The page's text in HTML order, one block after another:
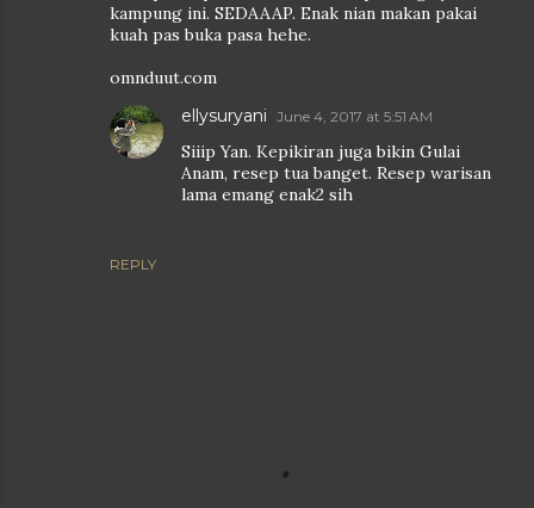
kampung ini. SEDAAAP. Enak nian makan pakai
kuah pas buka pasa hehe.
omnduut.com
REPLY
ellysuryani June 4, 2017 at 5:51 AM
Siiip Yan. Kepikiran juga bikin Gulai
Anam, resep tua banget. Resep warisan
lama emang enak2 sih